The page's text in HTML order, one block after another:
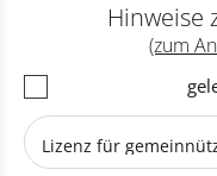
Hinweise
(zum